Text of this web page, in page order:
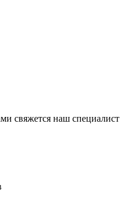
свяжется наш специалист